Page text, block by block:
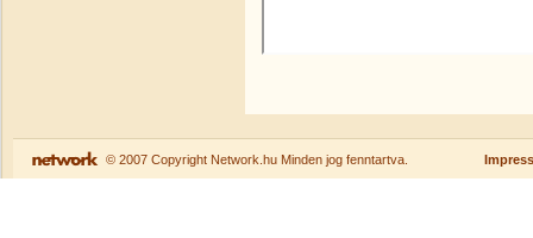
© 2007 Copyright Network.hu Minden jog fenntartva.